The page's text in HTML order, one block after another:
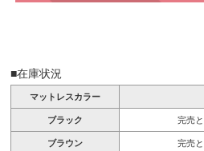
■在庫状況
マットレスカラー
ブラック 完売
ブラウン 完売